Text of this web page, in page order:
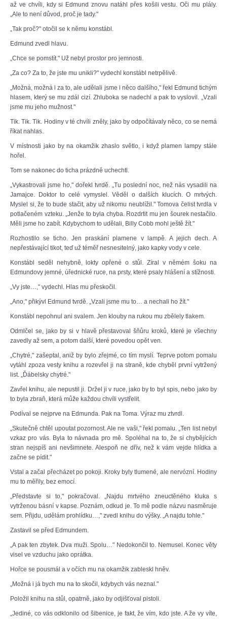
až ve chvíli, kdy si Edmund znovu natáhl přes košili vestu. Oči mu plály.
„Ale to není důvod, proč je tady."
„Tak proč?" otočil se k němu konstábl.
Edmund zvedl hlavu.
„Chce se pomstít." Už nebyl prostor pro jemnosti.
„Za co? Za to, že jste mu unikli?" vydechl konstábl netrpělivě.
„Možná, možná i za to, ale udělali jsme i něco dalšího," řekl Edmund tichým
hlasem, který se mu zdál cizí. Zhluboka se nadechl a pak to vyslovil. „Vzali
jsme mu jeho mužnost."
Tik. Tik. Tik. Hodiny v té chvíli zněly, jako by odpočítávaly něco, co se nemá
říkat nahlas.
V místnosti jako by na okamžik zhaslo světlo, i když plamen lampy stále
hořel.
Tom se nakonec do ticha prázdně uchechtl.
„Vykastrovali jsme ho," dořekl tvrdě. „Tu poslední noc, než nás vysadili na
Jamajce. Doktor to celé vymyslel. Věděl o dalších klucích. O mrtvých.
Myslel si, že to bude stačit, aby už nikomu neublížil." Tomova čelist tvrdla v
potlačeném vzteku. „Jenže to byla chyba. Rozdrtit mu jen šourek nestačilo.
Měli jsme ho zabít. Kdybychom to udělali, Billy Cobb mohl ještě žít."
Rozhostilo se ticho. Jen praskání plamene v lampě. A jejich dech. A
nepřestávající tikot, teď už téměř nesnesitelný, jako kapky vody v cele.
Konstábl seděl nehybně, lokty opřené o stůl. Zíral v němém šoku na
Edmundovy jemné, úřednické ruce, na prsty, které psaly hlášení a stížnosti.
„Vy jste…," vydechl. Hlas mu přeskočil.
„Ano," přikývl Edmund tvrdě. „Vzali jsme mu to… a nechali ho žít."
Konstábl nepohnul ani svalem. Jen klouby na rukou mu zbělely tlakem.
Odmlčel se, jako by si v hlavě přestavoval šňůru kroků, které je všechny
zavedly až sem, a potom další, které povedou opět ven.
„Chytré," zašeptal, aniž by bylo zřejmé, co tím myslí. Teprve potom pomalu
vytáhl zpoza vesty knihu a rozevřel ji na straně, kde chyběl první vytržený
list. „Ďábelsky chytré."
Zavřel knihu, ale nepustil ji. Držel ji v ruce, jako by to byl spis, nebo jako by
to byla zbraň, která může každou chvíli vystřelit.
Podíval se nejprve na Edmunda. Pak na Toma. Výraz mu ztvrdl.
„Skutečně chtěl upoutat pozornost. Ale ne vaši," řekl pomalu. „Ten list nebyl
vzkaz pro vás. Byla to návnada pro mě. Spoléhal na to, že si chybějících
stran nejspíš ani nevšimnete. Alespoň ne dřív, než k vám vejde hlídka a
začne se pídit."
Vstal a začal přecházet po pokoji. Kroky byly tlumené, ale nervózní. Hodiny
mu to měřily, bez emocí.
„Představte si to," pokračoval. „Najdu mrtvého zneuctěného kluka s
vytrženou básní v kapse. Poznám, odkud je. To mě podle názvu nasměruje
sem. Přijdu, udělám prohlídku…," zvedl knihu do výšky. „A najdu tohle."
Zastavil se před Edmundem.
„A pak ten zbytek. Dva muži. Spolu…" Nedokončil to. Nemusel. Konec věty
visel ve vzduchu jako oprátka.
Hořce se pousmál a v očích mu na okamžik zableskl hněv.
„Možná i já bych mu na to skočil, kdybych vás neznal."
Položil knihu na stůl, opatrně, jako by odjišťoval pistoli.
„Jediné, co vás odklonilo od šibenice, je fakt, že vím, kdo jste. A že vy víte,